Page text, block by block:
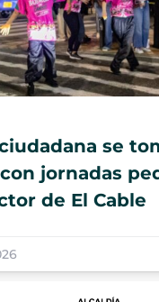
se
jornadas
de El Cable